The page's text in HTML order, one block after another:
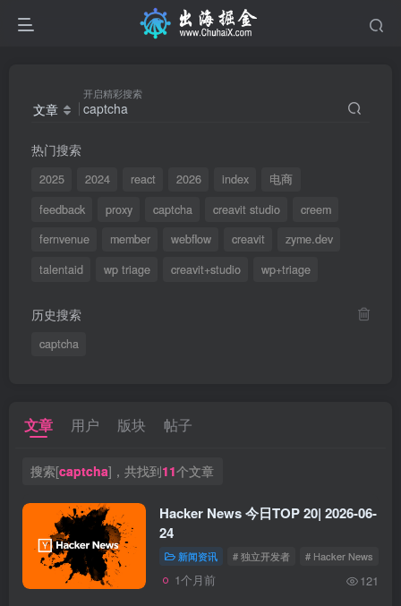
文章
开启精彩搜索
热门搜索
2025 2024 react 2026 index
电商
feedback
proxy captcha creavit studio
creem
fernvenue
member webflow creavit
zyme.dev
talentaid
wp triage creavit+studio wp+triage
历史搜索
captcha
文章 用户 版块 帖子
搜索[captcha]，共找到11个文章
Hacker News 今日TOP 20| 2026-06-
24
新闻资讯 # 独立开发者 # Hacker News
1个月前 121